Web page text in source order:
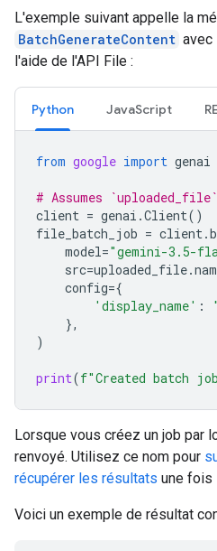
L'exemple suivant appelle la
BatchGenerateContent avec
l'aide de l'API File :
Python JavaScript
from google import genai
# Assumes
client = genai .Client()
file_batch_job = client.
model="gemini-3.5-
src=uploaded_file.
config={
'display_name' :
},
)
print(f"Created batch
Lorsque vous créez un job par
renvoyé. Utilisez ce nom pour
récupérer les résultats une fois
Voici un exemple de résultat